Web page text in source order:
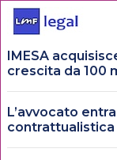
IMESA
crescita da 100
L’avvocato